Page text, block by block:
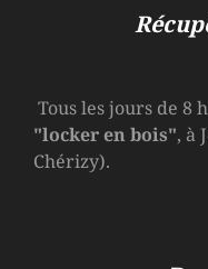
Tous les jours de 8
"locker en bois", à
Chérizy).